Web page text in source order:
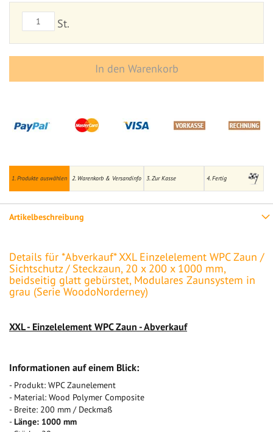
1. Produkte auswählen 2. Warenkorb & Versandinfo 3. Zur Kasse 4. Fertig
St.
In den Warenkorb
Artikelbeschreibung
Details für *Abverkauf* XXL Einzelelement WPC Zaun /
Sichtschutz / Steckzaun, 20 x 200 x 1000 mm,
beidseitig glatt gebürstet, Modulares Zaunsystem in
grau (Serie WoodoNorderney)
XXL - Einzelelement WPC Zaun - Abverkauf
Informationen auf einem Blick:
- Produkt: WPC Zaunelement
- Material: Wood Polymer Composite
- Breite: 200 mm / Deckmaß
-Länge: 1000 mm